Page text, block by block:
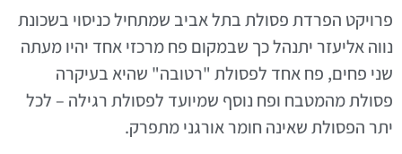
פרויקט הפרדת פסולת בתל אביב שמתחיל כניסוי בשכונת
נווה אליעזר יתנהל כך שבמקום פח מרכזי אחד יהיו מעתה
שני פחים, פח אחד לפסולת "רטובה" שהיא בעיקרה
פסולת מהמטבח ופח נוסף שמיועד לפסולת רגילה – לכל
יתר הפסולת שאינה חומר אורגני מתפרק.